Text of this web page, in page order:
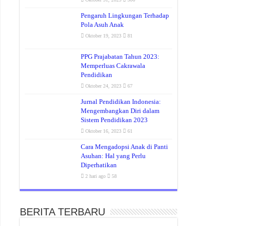
Pengaruh Lingkungan Terhadap
Pola Asuh Anak
Oktober 19, 2023 81
PPG Prajabatan Tahun 2023:
Memperluas Cakrawala
Pendidikan
Oktober 24, 2023 67
Jurnal Pendidikan Indonesia:
Mengembangkan Diri dalam
Sistem Pendidikan 2023
Oktober 16, 2023 61
Cara Mengadopsi Anak di Panti
Asuhan: Hal yang Perlu
Diperhatikan
2 hari ago 58
BERITA TERBARU